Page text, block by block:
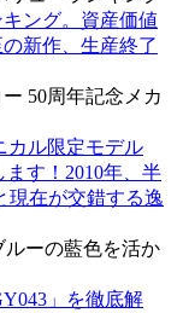
ング。資産価値
新作、生産終了
カル限定モデル
ます！2010年、半
現在が交錯する逸
」を徹底解